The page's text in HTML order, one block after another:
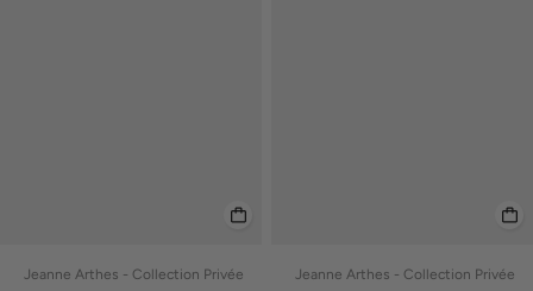
Jeanne Arthes - Collection Privée Jeanne Arthes - Collection Privée